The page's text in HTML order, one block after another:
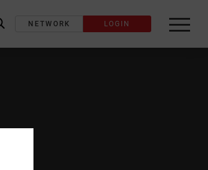
label_search
NETWORK LOGIN